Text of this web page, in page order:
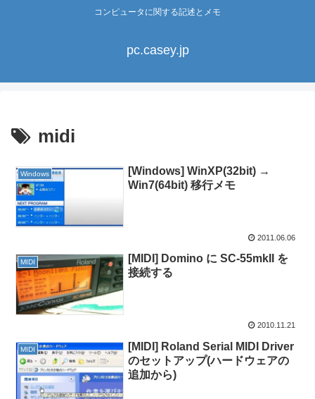
コンピュータに関する記述とメモ
pc.casey.jp
midi
Windows
[Windows] WinXP(32bit) →
Win7(64bit) 移行メモ
2011.06.06
MIDI
[MIDI] Domino に SC-55mkII を
接続する
2010.11.21
MIDI
[MIDI] Roland Serial MIDI Driver
のセットアップ(ハードウェアの
追加から)